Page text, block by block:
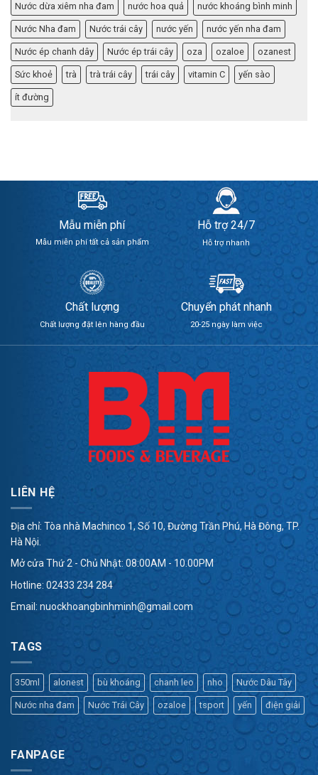
Nước dừa xiêm nha đam nước hoa quả nước khoáng bình minh
Nước Nha đam Nước trái cây nước yến nước yến nha đam
Nước ép chanh dây Nước ép trái cây oza ozaloe ozanest
Sức khoẻ trà trà trái cây trái cây vitamin C yến sào
ít đường
Mẫu miễn phí
Mẫu miễn phí tất cả sản phẩm
Hỗ trợ 24/7
Hỗ trợ nhanh
Chất lượng
Chất lượng đặt lên hàng đầu
Chuyển phát nhanh
20-25 ngày làm việc
LIÊN HỆ
Địa chỉ: Tòa nhà Machinco 1, Số 10, Đường Trần Phú, Hà Đông, TP.
Hà Nội.
Mở cửa Thứ 2 - Chủ Nhật: 08:00AM - 10.00PM
Hotline: 02433 234 284
Email: nuockhoangbinhminh@gmail.com
TAGS
350ml alonest bù khoáng chanh leo nho Nước Dâu Tây
Nước nha đam Nước Trái Cây ozaloe tsport yến điện giải
FANPAGE